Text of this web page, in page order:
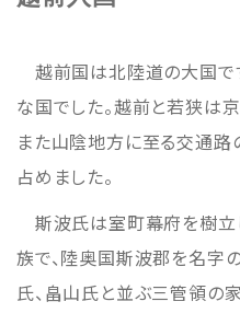
デジタルアーカイブ
その他のご案内
越前国は北陸道の大国で
な国でした。越前と若狭は
また山陰地方に至る交通
占めました。
斯波氏は室町幕府を樹
族で、陸奥国斯波郡を名字
氏、畠山氏と並ぶ三管領の